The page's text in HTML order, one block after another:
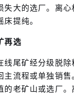
失大的选厂。离
提纯。
再选
线尾矿经分级脱
主流程或单独销售
的老矿山或选厂